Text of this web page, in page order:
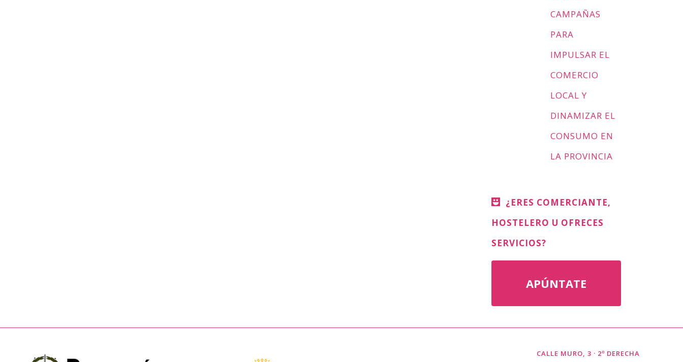
CAMPAÑAS
PARA
IMPULSAR EL
COMERCIO
LOCAL Y
DINAMIZAR EL
CONSUMO EN
LA PROVINCIA
¿ERES COMERCIANTE,
HOSTELERO U OFRECES
SERVICIOS?
APÚNTATE
CALLE MURO, 3 · 2º DERECHA